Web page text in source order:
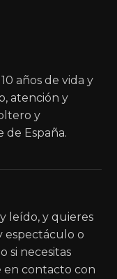
años de vida y
atención y
y
de España.
leído, y quieres
espectáculo o
si necesitas
en contacto con